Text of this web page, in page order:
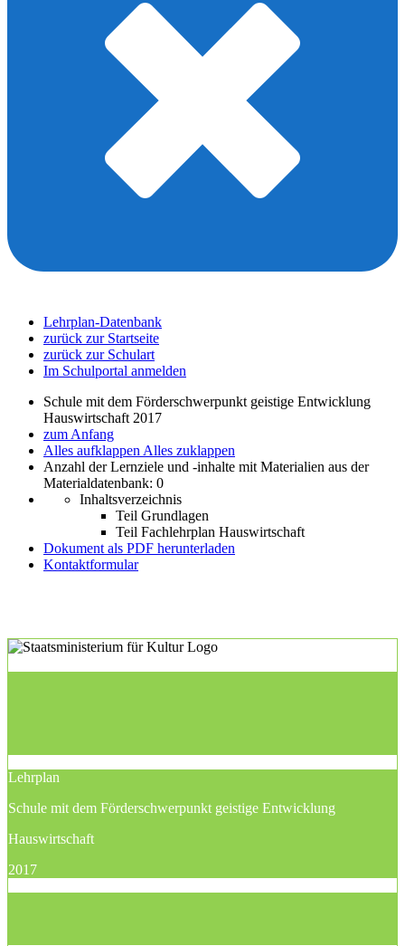
Lehrplan-Datenbank
zurück zur Startseite
zurück zur Schulart
Im Schulportal anmelden
Schule mit dem Förderschwerpunkt geistige Entwicklung
Hauswirtschaft 2017
zum Anfang
Alles aufklappen Alles zuklappen
Anzahl der Lernziele und -inhalte mit Materialien aus der
Materialdatenbank: 0
Inhaltsverzeichnis
Teil Grundlagen
Teil Fachlehrplan Hauswirtschaft
Dokument als PDF herunterladen
Kontaktformular
Lehrplan
Schule mit dem Förderschwerpunkt geistige Entwicklung
Hauswirtschaft
2017